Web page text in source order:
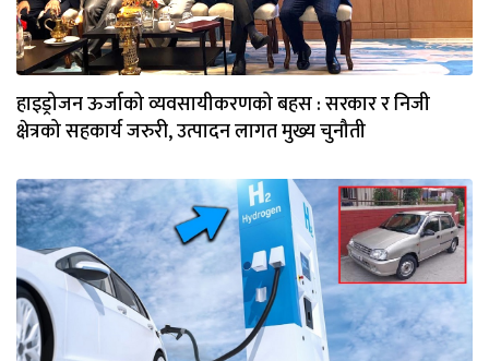
हाइड्रोजन ऊर्जाको व्यवसायीकरणको बहस : सरकार र निजी
क्षेत्रको सहकार्य जरुरी, उत्पादन लागत मुख्य चुनौती